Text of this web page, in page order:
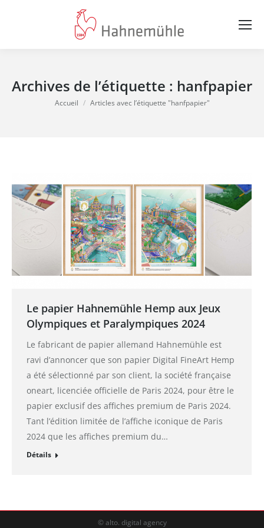
Archives de l’étiquette : hanfpapier
Vous êtes ici :
Accueil Articles avec l’étiquette "hanfpapier"
Le papier Hahnemühle Hemp aux Jeux
Olympiques et Paralympiques 2024
Le fabricant de papier allemand Hahnemühle est
ravi d’annoncer que son papier Digital FineArt Hemp
a été sélectionné par son client, la société française
oneart, licenciée officielle de Paris 2024, pour être le
papier exclusif des affiches premium de Paris 2024.
Tant l’édition limitée de l’affiche iconique de Paris
2024 que les affiches premium du…
Détails
© alto. digital agency